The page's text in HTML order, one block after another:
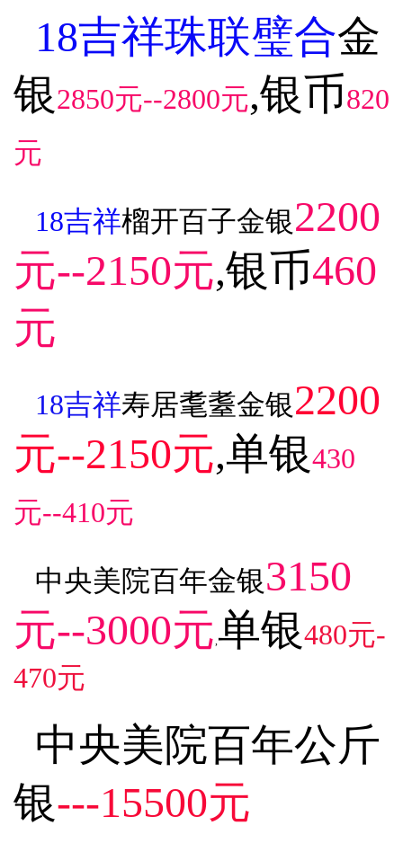
18吉祥珠联璧合金
银2850元--2800元,银币820
元
18吉祥榴开百子金银2200
元--2150元,银币460
元
18吉祥寿居耄耋金银2200
元--2150元,单银430
元--410元
中央美院百年金银3150
元--3000元,单银480元-
470元
中央美院百年公斤
银---15500元